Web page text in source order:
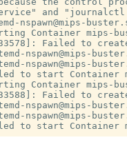
nspawn@mips-
Container mips-
Failed
nspawn@mips-
nspawn@mips-
to start Container
Container mips-
Failed
nspawn@mips-
nspawn@mips-